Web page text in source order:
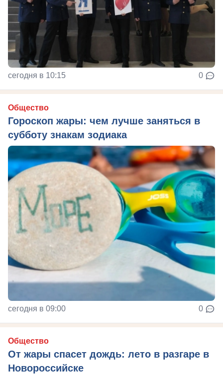
сегодня в 10:15 0
Общество
Гороскоп жары: чем лучше заняться в
субботу знакам зодиака
сегодня в 09:00 0
Общество
От жары спасет дождь: лето в разгаре в
Новороссийске